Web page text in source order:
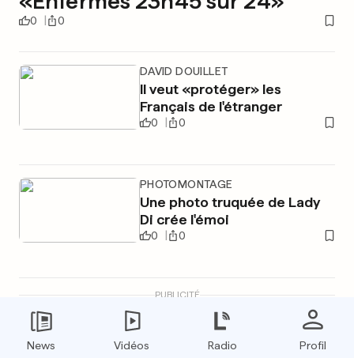
0 0
DAVID DOUILLET
Il veut «protéger» les
Français de l'étranger
0 0
PHOTOMONTAGE
Une photo truquée de Lady
Di crée l'émoi
0 0
PUBLICITÉ
News Vidéos Radio Profil